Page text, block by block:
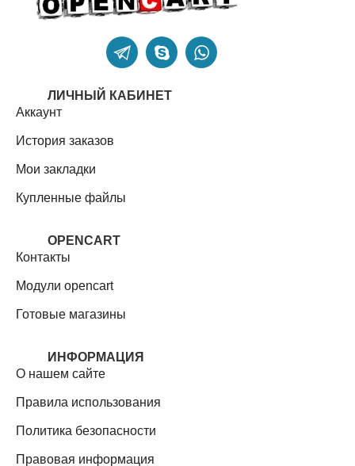
ЛИЧНЫЙ КАБИНЕТ
Аккаунт
История заказов
Мои закладки
Купленные файлы
OPENCART
Контакты
Модули opencart
Готовые магазины
ИНФОРМАЦИЯ
О нашем сайте
Правила использования
Политика безопасности
Правовая информация